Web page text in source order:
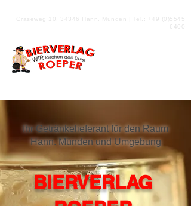
Graseweg 10, 34346 Hann. Münden | Tel.:
+49 (0)5545
6400
Ihr Getränkelieferant für den Raum
Hann. Münden und Umgebung
BIERVERLAG